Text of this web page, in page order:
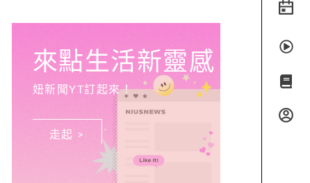
來點生活新靈感
妞新聞YT訂起來！
走起 >